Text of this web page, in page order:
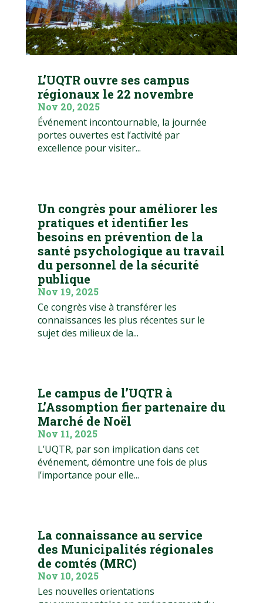
L’UQTR ouvre ses campus
régionaux le 22 novembre
Nov 20, 2025
Événement incontournable, la journée
portes ouvertes est l’activité par
excellence pour visiter...
Un congrès pour améliorer les
pratiques et identifier les
besoins en prévention de la
santé psychologique au travail
du personnel de la sécurité
publique
Nov 19, 2025
Ce congrès vise à transférer les
connaissances les plus récentes sur le
sujet des milieux de la...
Le campus de l’UQTR à
L’Assomption fier partenaire du
Marché de Noël
Nov 11, 2025
L’UQTR, par son implication dans cet
événement, démontre une fois de plus
l’importance pour elle...
La connaissance au service
des Municipalités régionales
de comtés (MRC)
Nov 10, 2025
Les nouvelles orientations